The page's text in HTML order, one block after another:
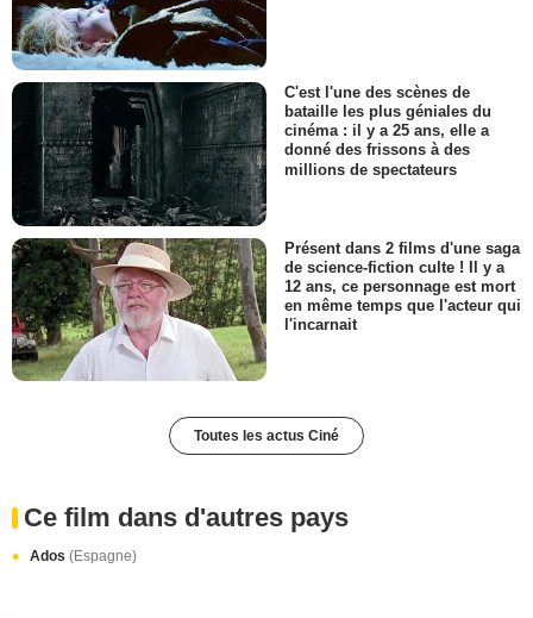
C'est l'une des scènes de
bataille les plus géniales du
cinéma : il y a 25 ans, elle a
donné des frissons à des
millions de spectateurs
Présent dans 2 films d'une saga
de science-fiction culte ! Il y a
12 ans, ce personnage est mort
en même temps que l'acteur qui
l'incarnait
Toutes les actus Ciné
Ce film dans d'autres pays
Ados (Espagne)